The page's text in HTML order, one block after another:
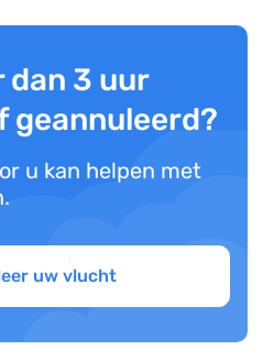
dan 3 uur
geannuleerd?
u kan helpen met
uw vlucht